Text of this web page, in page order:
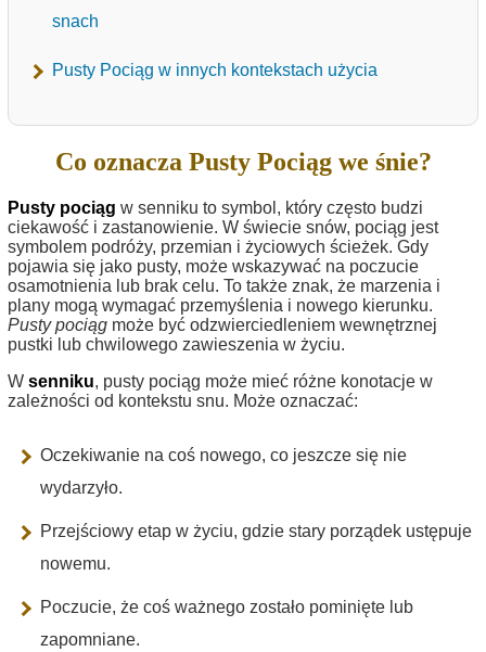
snach
Pusty Pociąg w innych kontekstach użycia
Co oznacza Pusty Pociąg we śnie?
Pusty pociąg w senniku to symbol, który często budzi
ciekawość i zastanowienie. W świecie snów, pociąg jest
symbolem podróży, przemian i życiowych ścieżek. Gdy
pojawia się jako pusty, może wskazywać na poczucie
osamotnienia lub brak celu. To także znak, że marzenia i
plany mogą wymagać przemyślenia i nowego kierunku.
Pusty pociąg może być odzwierciedleniem wewnętrznej
pustki lub chwilowego zawieszenia w życiu.
W senniku, pusty pociąg może mieć różne konotacje w
zależności od kontekstu snu. Może oznaczać:
Oczekiwanie na coś nowego, co jeszcze się nie
wydarzyło.
Przejściowy etap w życiu, gdzie stary porządek ustępuje
nowemu.
Poczucie, że coś ważnego zostało pominięte lub
zapomniane.